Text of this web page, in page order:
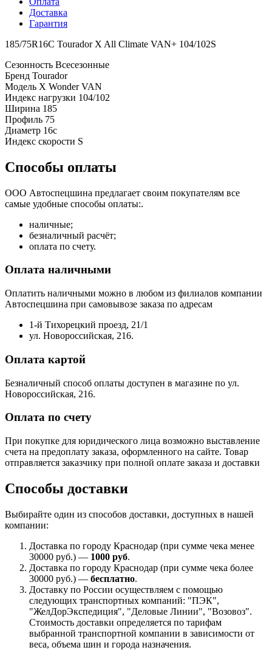
Доставка
Гарантия
185/75R16C Tourador X All Climate VAN+ 104/102S
Сезонность Всесезонные
Бренд Tourador
Модель X Wonder VAN
Индекс нагрузки 104/102
Ширина 185
Профиль 75
Диаметр 16c
Индекс скорости S
Способы оплаты
ООО Автоспецшина предлагает своим покупателям все
самые удобные способы оплаты:.
наличные;
безналичный расчёт;
оплата по счету.
Оплата наличными
Оплатить наличными можно в любом из филиалов компании
Автоспецшина при самовывозе заказа по адресам
1-й Тихорецкий проезд, 21/1
ул. Новороссийская, 216.
Оплата картой
Безналичный способ оплаты доступен в магазине по ул.
Новороссийская, 216.
Оплата по счету
При покупке для юридического лица возможно выставление
счета на предоплату заказа, оформленного на сайте. Товар
отправляется заказчику при полной оплате заказа и доставки
Способы доставки
Выбирайте один из способов доставки, доступных в нашей
компании:
Доставка по городу Краснодар (при сумме чека менее
30000 руб.) — 1000 руб.
Доставка по городу Краснодар (при сумме чека более
30000 руб.) — бесплатно.
Доставку по России осуществляем с помощью
следующих транспортных компаний: "ПЭК",
"ЖелДорЭкспедиция", "Деловые Линии", "Возовоз".
Стоимость доставки определяется по тарифам
выбранной транспортной компании в зависимости от
веса, объема шин и города назначения.